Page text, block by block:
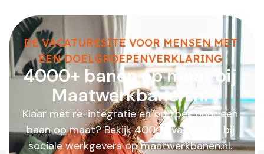
DE VACATURESITE VOOR MENSEN MET
EEN DOELGROEPENVERKLARING
4000+ banen op maat bij
Maatwerkbanen.nl
Klaar met re-integratie en op zoek naar een
baan op maat? Bekijk 4000+ vacatures bij
sociale werkgevers op maatwerkbanen.nl.